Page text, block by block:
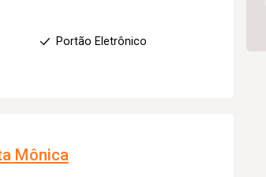
Portão Eletrônico
Mônica